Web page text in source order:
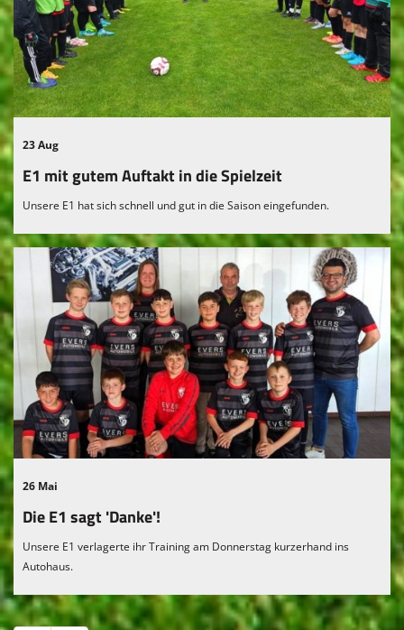
23 Aug
E1 mit gutem Auftakt in die Spielzeit
Unsere E1 hat sich schnell und gut in die Saison eingefunden.
26 Mai
Die E1 sagt 'Danke'!
Unsere E1 verlagerte ihr Training am Donnerstag kurzerhand ins
Autohaus.